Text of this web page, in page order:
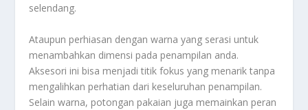
selendang.
Ataupun perhiasan dengan warna yang serasi untuk
menambahkan dimensi pada penampilan anda.
Aksesori ini bisa menjadi titik fokus yang menarik tanpa
mengalihkan perhatian dari keseluruhan penampilan.
Selain warna, potongan pakaian juga memainkan peran